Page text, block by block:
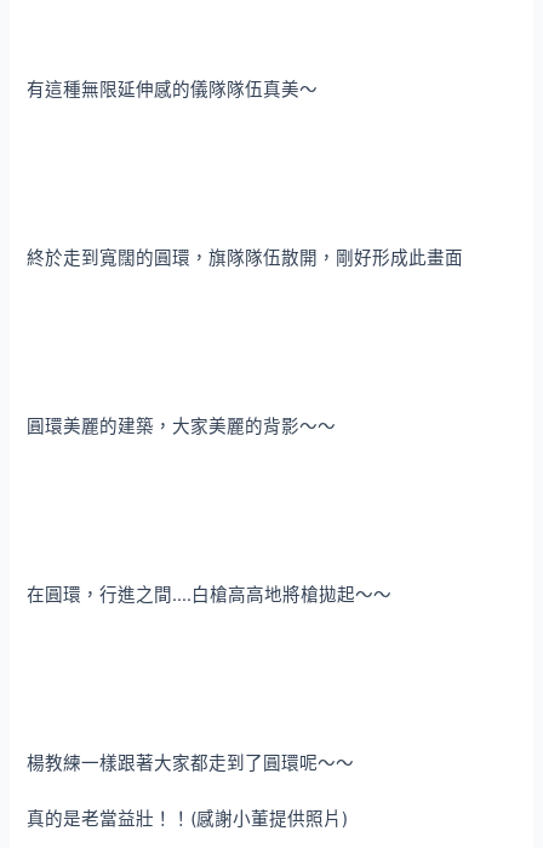
有這種無限延伸感的儀隊隊伍真美～
終於走到寬闊的圓環，旗隊隊伍散開，剛好形成此畫面
圓環美麗的建築，大家美麗的背影～～
在圓環，行進之間….白槍高高地將槍拋起～～
楊教練一樣跟著大家都走到了圓環呢～～
真的是老當益壯！！(感謝小董提供照片)